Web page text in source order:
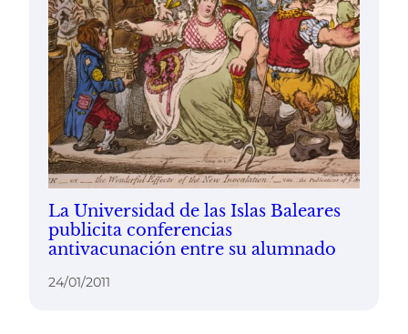
La Universidad de las Islas Baleares
publicita conferencias
antivacunación entre su alumnado
24/01/2011